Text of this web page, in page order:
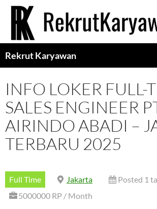
Langsung
Rekrut Karyawan
INFO LOKER FULL-
SALES ENGINEER
AIRINDO ABADI –
TERBARU 2025
Full Time Jakarta
Posted 1
5000000 RP / Month